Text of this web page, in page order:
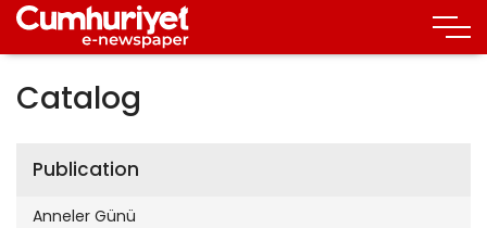
Catalog
Publication
Anneler Günü